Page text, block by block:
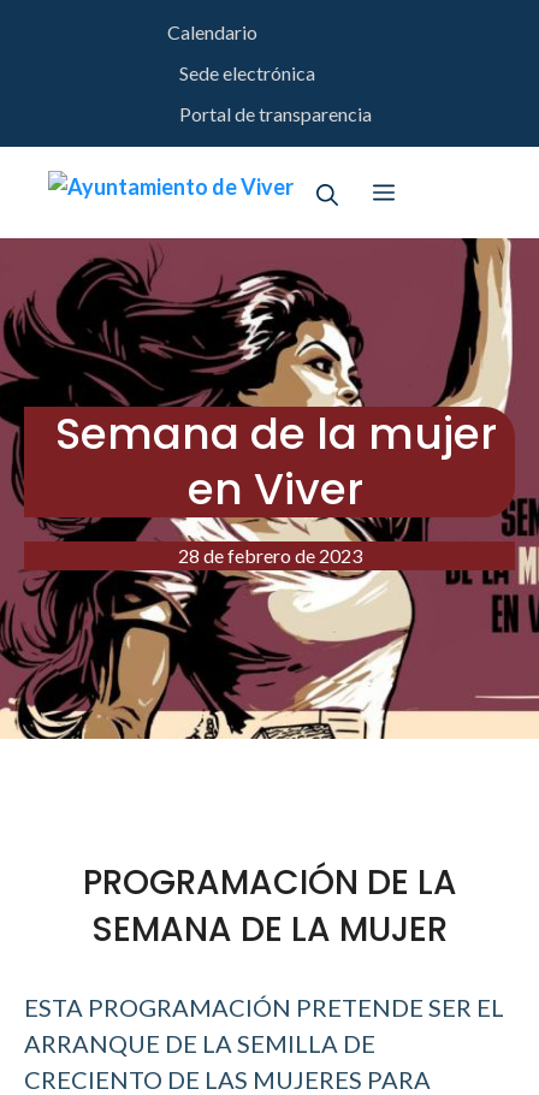
Calendario
Sede electrónica
Portal de transparencia
Menú
Semana de la mujer
en Viver
28 de febrero de 2023
PROGRAMACIÓN DE LA
SEMANA DE LA MUJER
ESTA PROGRAMACIÓN PRETENDE SER EL
ARRANQUE DE LA SEMILLA DE
CRECIENTO DE LAS MUJERES PARA